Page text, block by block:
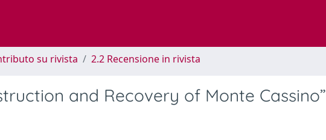
su rivista 2.2 Recensione in rivista
and Recovery of Monte Cassino”